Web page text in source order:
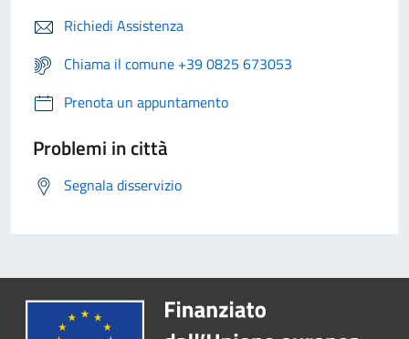
Richiedi Assistenza
Chiama il comune +39 0825 673053
Prenota un appuntamento
Problemi in città
Segnala disservizio